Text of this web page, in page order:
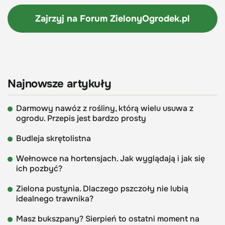
Zajrzyj na Forum ZielonyOgrodek.pl
Najnowsze artykuły
Darmowy nawóz z rośliny, którą wielu usuwa z
ogrodu. Przepis jest bardzo prosty
Budleja skrętolistna
Wełnowce na hortensjach. Jak wyglądają i jak się
ich pozbyć?
Zielona pustynia. Dlaczego pszczoły nie lubią
idealnego trawnika?
Masz bukszpany? Sierpień to ostatni moment na